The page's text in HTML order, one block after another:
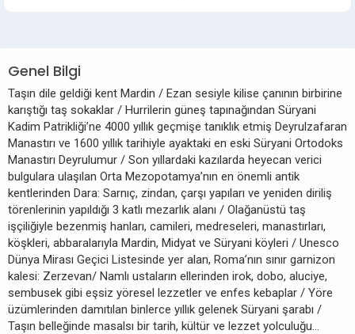
Genel Bilgi
Taşın dile geldiği kent Mardin / Ezan sesiyle kilise çanının birbirine
karıştığı taş sokaklar / Hurrilerin güneş tapınağından Süryani
Kadim Patrikliği’ne 4000 yıllık geçmişe tanıklık etmiş Deyrulzafaran
Manastırı ve 1600 yıllık tarihiyle ayaktaki en eski Süryani Ortodoks
Manastırı Deyrulumur / Son yıllardaki kazılarda heyecan verici
bulgulara ulaşılan Orta Mezopotamya’nın en önemli antik
kentlerinden Dara: Sarnıç, zindan, çarşı yapıları ve yeniden diriliş
törenlerinin yapıldığı 3 katlı mezarlık alanı / Olağanüstü taş
işçiliğiyle bezenmiş hanları, camileri, medreseleri, manastırları,
köşkleri, abbaralarıyla Mardin, Midyat ve Süryani köyleri / Unesco
Dünya Mirası Geçici Listesinde yer alan, Roma’nın sınır garnizon
kalesi: Zerzevan/ Namlı ustaların ellerinden irok, dobo, aluciye,
sembusek gibi eşsiz yöresel lezzetler ve enfes kebaplar / Yöre
üzümlerinden damıtılan binlerce yıllık gelenek Süryani şarabı /
Taşın belleğinde masalsı bir tarih, kültür ve lezzet yolculuğu…